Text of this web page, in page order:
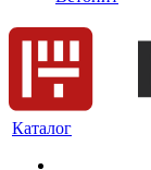
Каталог